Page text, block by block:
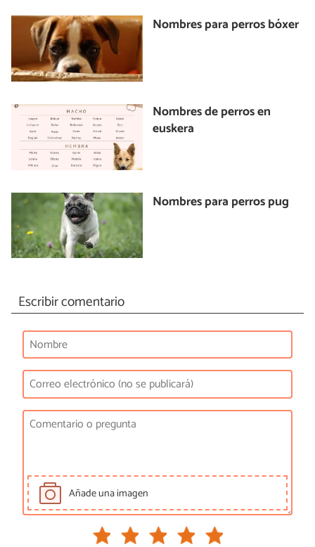
Nombres para perros bóxer
Nombres de perros en
euskera
Nombres para perros pug
Escribir comentario
Añade una imagen